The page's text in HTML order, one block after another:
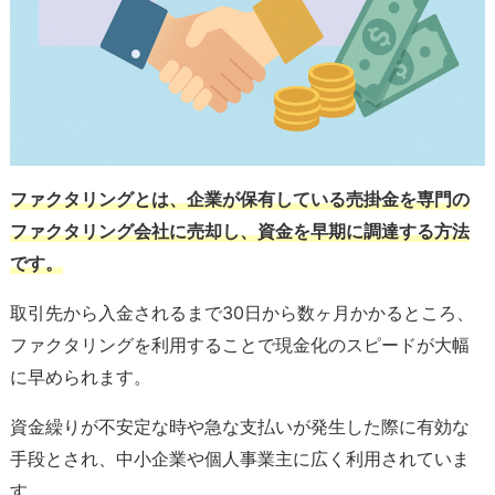
ファクタリングとは、企業が保有している売掛金を専門の
ファクタリング会社に売却し、資金を早期に調達する方法
です。
取引先から入金されるまで30日から数ヶ月かかるところ、
ファクタリングを利用することで現金化のスピードが大幅
に早められます。
資金繰りが不安定な時や急な支払いが発生した際に有効な
手段とされ、中小企業や個人事業主に広く利用されていま
す。